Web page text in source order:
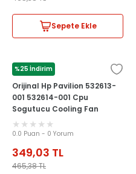
Sepete Ekle
%25 İndirim
HP
Orijinal Hp Pavilion 532613-
001 532614-001 Cpu
Sogutucu Cooling Fan
0.0 Puan - 0 Yorum
349,03 TL
465,38TL